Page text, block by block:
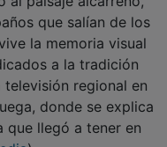
que salían de los
la memoria visual
a la tradición
regional en
donde se explica
que llegó a tener en
).